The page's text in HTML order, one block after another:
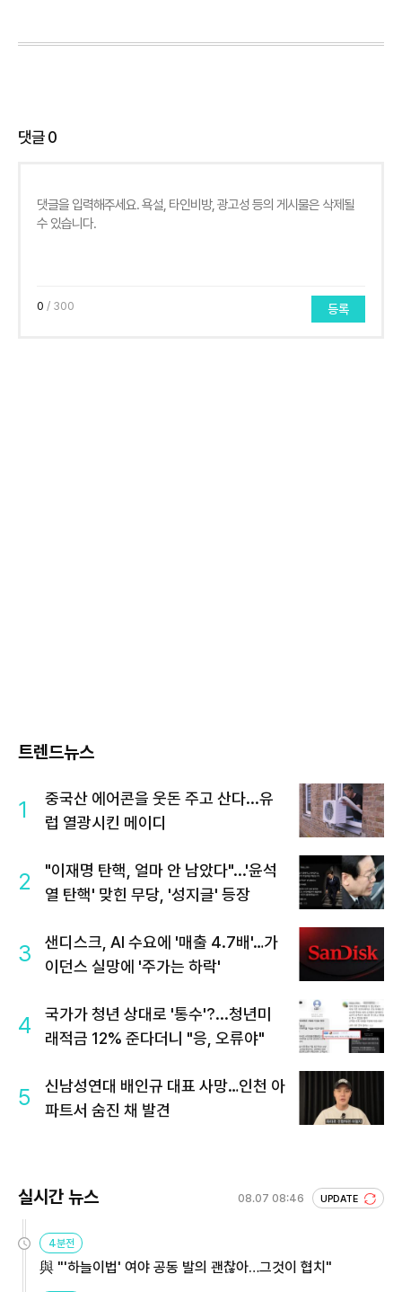
댓글0
0 / 300 등록
트렌드뉴스
1
중국산 에어콘을 웃돈 주고 산다...유
럽 열광시킨 메이디
2
"이재명 탄핵, 얼마 안 남았다"...'윤석
열 탄핵' 맞힌 무당, '성지글' 등장
3
샌디스크, AI 수요에 '매출 4.7배'…가
이던스 실망에 '주가는 하락'
4
국가가 청년 상대로 '통수'?...청년미
래적금 12% 준다더니 "응, 오류야"
5
신남성연대 배인규 대표 사망…인천 아
파트서 숨진 채 발견
실시간 뉴스 08.07 08:46 UPDATE
4분전
與 "'하늘이법' 여야 공동 발의 괜찮아…그것이 협치"